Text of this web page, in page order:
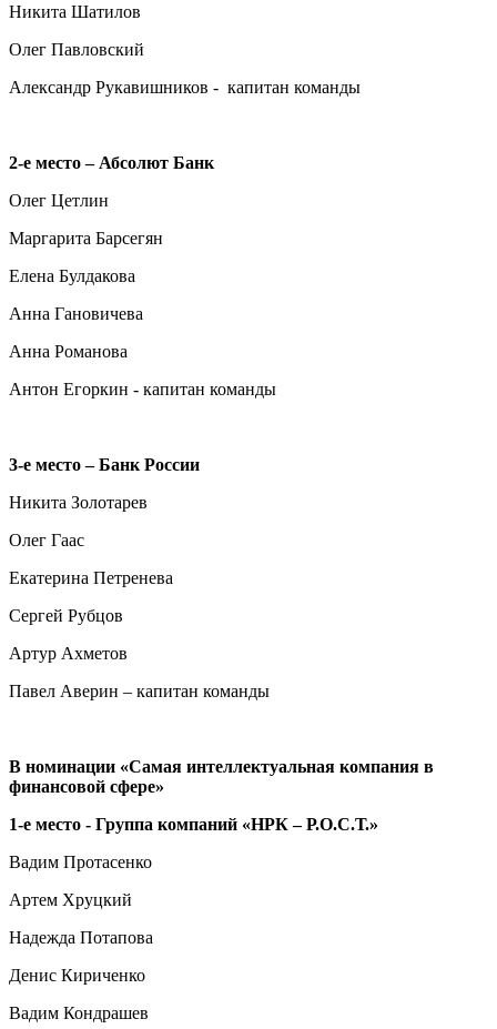
Никита Шатилов
Олег Павловский
Александр Рукавишников - капитан команды
2-е место – Абсолют Банк
Олег Цетлин
Маргарита Барсегян
Елена Булдакова
Анна Гановичева
Анна Романова
Антон Егоркин - капитан команды
3-е место – Банк России
Никита Золотарев
Олег Гаас
Екатерина Петренева
Сергей Рубцов
Артур Ахметов
Павел Аверин – капитан команды
В номинации «Самая интеллектуальная компания в
финансовой сфере»
1-е место - Группа компаний «НРК – Р.О.С.Т.»
Вадим Протасенко
Артем Хруцкий
Надежда Потапова
Денис Кириченко
Вадим Кондрашев